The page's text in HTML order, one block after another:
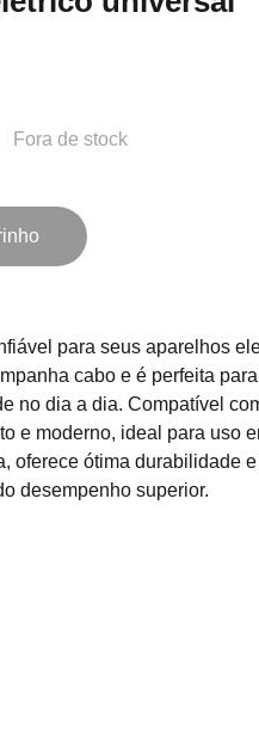
Fora de stock
para seus aparelhos
cabo e é perfeita
no dia a dia. Compatível
e moderno, ideal para uso
oferece ótima durabilidade
desempenho superior.